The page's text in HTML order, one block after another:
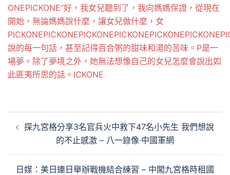
ONEPICKONE“好，我女兒聽到了，我向媽媽保證，從現在
開始，無論媽媽說什麼，讓女兒做什麼，女
PICKONEPICKONEPICKONEPICKONEPICKONEPICKONE
說的每一句話，甚至記得百合粥的甜味和湯的苦味。P是一
場夢。除了夢境之外，她無法想像自己的女兒怎麼會說出如
此匪夷所思的話。ICKONE
章 探九宮格分享3名官兵火中救下47名小先生 我們想說
的不止感激 – 八一錄像·中國軍網
日媒：美日連日舉辦戰機結合練習 – 中闖九宮格時租國